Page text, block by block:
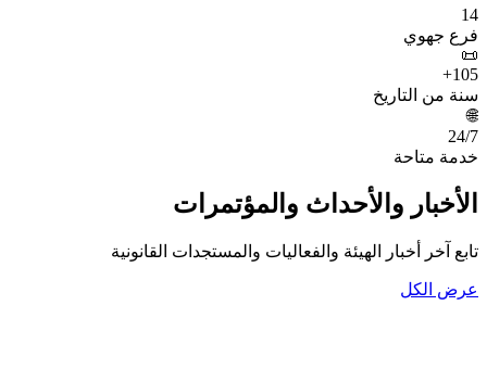
14
فرع جهوي
📜
105
+
سنة من التاريخ
🌐
24/7
خدمة متاحة
الأخبار والأحداث والمؤتمرات
تابع آخر أخبار الهيئة والفعاليات والمستجدات القانونية
عرض الكل